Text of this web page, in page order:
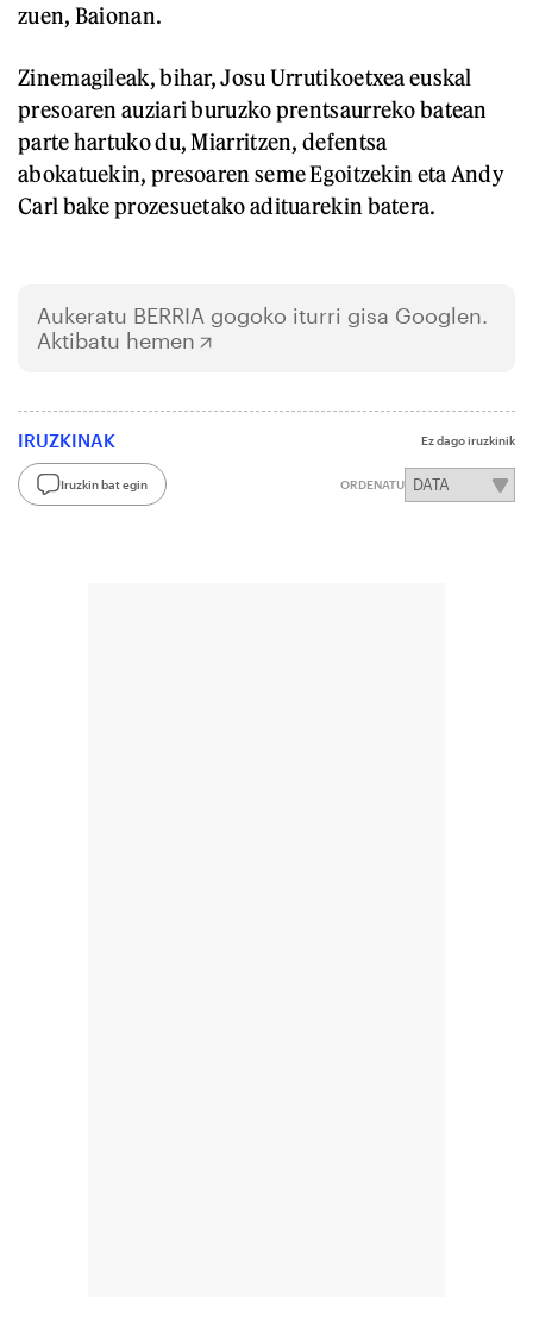
zuen, Baionan.
Zinemagileak, bihar, Josu Urrutikoetxea euskal
presoaren auziari buruzko prentsaurreko batean
parte hartuko du, Miarritzen, defentsa
abokatuekin, presoaren seme Egoitzekin eta Andy
Carl bake prozesuetako adituarekin batera.
Aukeratu BERRIA gogoko iturri gisa Googlen.
Aktibatu hemen
IRUZKINAK Ez dago iruzkinik
Iruzkin bat egin ORDENATU